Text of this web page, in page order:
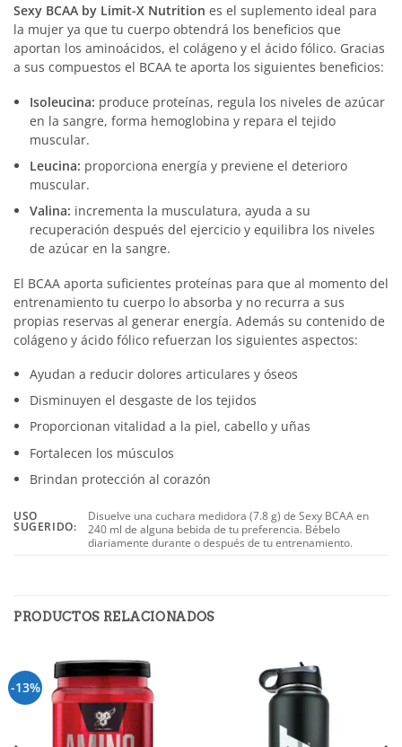
Sexy BCAA by Limit-X Nutrition es el suplemento ideal para
la mujer ya que tu cuerpo obtendrá los beneficios que
aportan los aminoácidos, el colágeno y el ácido fólico. Gracias
a sus compuestos el BCAA te aporta los siguientes beneficios:
Isoleucina: produce proteínas, regula los niveles de azúcar
en la sangre, forma hemoglobina y repara el tejido
muscular.
Leucina: proporciona energía y previene el deterioro
muscular.
Valina: incrementa la musculatura, ayuda a su
recuperación después del ejercicio y equilibra los niveles
de azúcar en la sangre.
El BCAA aporta suficientes proteínas para que al momento del
entrenamiento tu cuerpo lo absorba y no recurra a sus
propias reservas al generar energía. Además su contenido de
colágeno y ácido fólico refuerzan los siguientes aspectos:
Ayudan a reducir dolores articulares y óseos
Disminuyen el desgaste de los tejidos
Proporcionan vitalidad a la piel, cabello y uñas
Fortalecen los músculos
Brindan protección al corazón
USO
SUGERIDO:
Disuelve una cuchara medidora (7.8 g) de Sexy BCAA en
240 ml de alguna bebida de tu preferencia. Bébelo
diariamente durante o después de tu entrenamiento.
PRODUCTOS RELACIONADOS
-13%